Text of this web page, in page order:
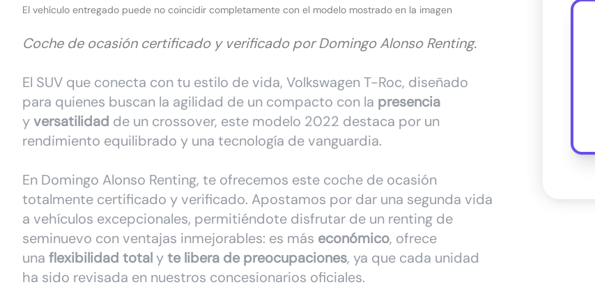
El vehículo entregado puede no coincidir completamente con el modelo mostrado en la imagen
Coche de ocasión certificado y verificado por Domingo Alonso Renting.
El SUV que conecta con tu estilo de vida, Volkswagen T-Roc, diseñado
para quienes buscan la agilidad de un compacto con la presencia
yversatilidad de un crossover, este modelo 2022 destaca por un
rendimiento equilibrado y una tecnología de vanguardia.
En Domingo Alonso Renting, te ofrecemos este coche de ocasión
totalmente certificado y verificado. Apostamos por dar una segunda vida
a vehículos excepcionales, permitiéndote disfrutar de un renting de
seminuevo con ventajas inmejorables: es más económico, ofrece
una flexibilidad totalyte libera de preocupaciones, ya que cada unidad
ha sido revisada en nuestros concesionarios oficiales.